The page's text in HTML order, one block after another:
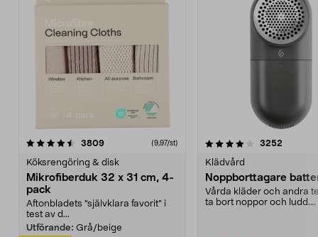
3809recensioner (9,97/st)
Köksrengöring & disk
Mikrofiberduk 32 x 31 cm, 4-
pack
Aftonbladets "självklara favorit” i
test av d...
Utförande: Grå/beige
4.0av 5 stjärnor 3252
Klädvård
Noppborttagare
Vårda kläder och andra
ta bort noppor och ludd.
4.5av 5 stjärnor